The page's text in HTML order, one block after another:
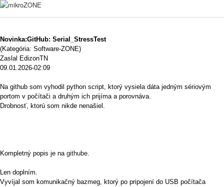
Novinka:GitHub: Serial_StressTest
(Kategória: Software-ZONE)
Zaslal EdizonTN
09.01.2026-02:09
Na github som vyhodil python script, ktorý vysiela dáta jedným sériovým
portom v počítači a druhým ich prijíma a porovnáva.
Drobnosť, ktorú som nikde nenašiel.
Kompletný popis je na githube.
Len doplním.
Vyvíjal som komunikačný bazmeg, ktorý po pripojení do USB počítača